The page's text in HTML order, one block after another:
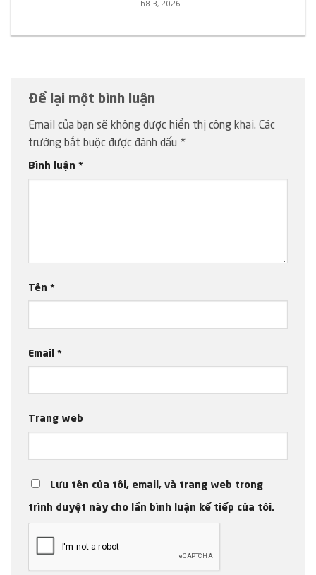
Th8 3, 2026
Để lại một bình luận
Email của bạn sẽ không được hiển thị công khai. Các
trường bắt buộc được đánh dấu *
Bình luận *
Tên *
Email *
Trang web
Lưu tên của tôi, email, và trang web trong
trình duyệt này cho lần bình luận kế tiếp của tôi.